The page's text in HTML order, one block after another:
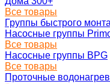
Все товары
Группы быстрого
Насосные группы
Все товары
Насосные группы BPG
Все товары
Проточные